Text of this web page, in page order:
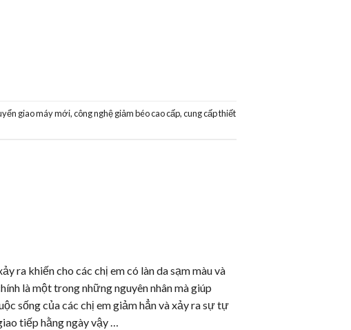
giao máy mới,công nghệ giảm béo cao cấp,cung cấp thiết
ra khiến cho các chị em có làn da sạm màu và
là một trong những nguyên nhân mà giúp
sống của các chị em giảm hẳn và xảy ra sự tự
tiếp hằng ngày vậy …